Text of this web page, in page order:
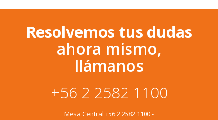
Resolvemos tus dudas
ahora mismo,
llámanos
+56 2 2582 1100
Mesa Central +56 2 2582 1100-